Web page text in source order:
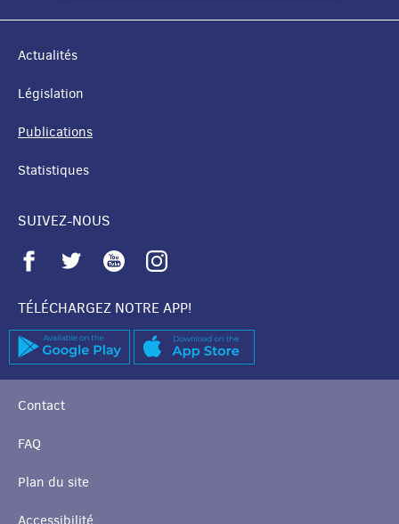
Actualités
Législation
Publications
Statistiques
SUIVEZ-NOUS
TÉLÉCHARGEZ NOTRE APP!
Contact
FAQ
Plan du site
Accessibilité